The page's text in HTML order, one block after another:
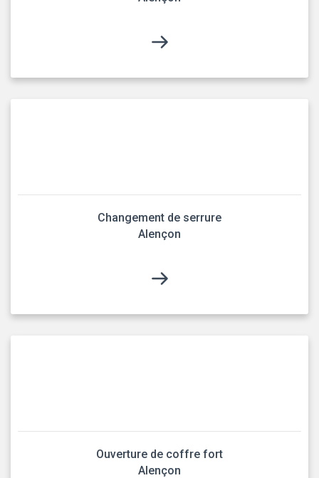
Changement de serrure
Alençon
Ouverture de coffre fort
Alençon